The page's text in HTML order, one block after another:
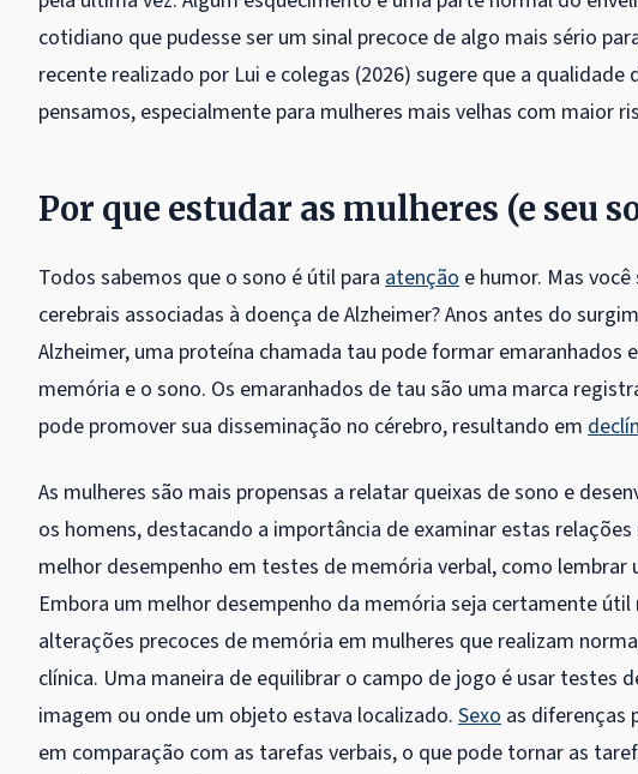
cotidiano que pudesse ser um sinal precoce de algo mais sério
recente realizado por Lui e colegas (2026) sugere que a
pensamos, especialmente para mulheres mais velhas com maior
Por que estudar as mulheres (e seu
Todos sabemos que o sono é útil para atenção e humor. Mas
cerebrais associadas à doença de Alzheimer? Anos antes do
Alzheimer, uma proteína chamada tau pode formar
memória e o sono. Os emaranhados de tau são uma marca
pode promover sua disseminação no cérebro, resultando em
As mulheres são mais propensas a relatar queixas de sono e
os homens, destacando a importância de examinar estas
melhor desempenho em testes de memória verbal, como
Embora um melhor desempenho da memória seja certamente
alterações precoces de memória em mulheres que realizam
clínica. Uma maneira de equilibrar o campo de jogo é usar testes
imagem ou onde um objeto estava localizado. Sexo as diferenças
em comparação com as tarefas verbais, o que pode tornar as